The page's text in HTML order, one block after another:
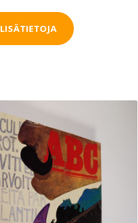
LISÄTIETOJA